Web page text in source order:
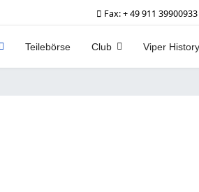
Fax: + 49 911 39900933
Teilebörse Club Viper History